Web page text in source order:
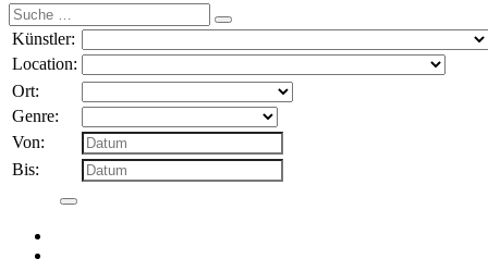
Suche
nach:
Künstler:
Location:
Ort:
Genre:
Von:
Bis: